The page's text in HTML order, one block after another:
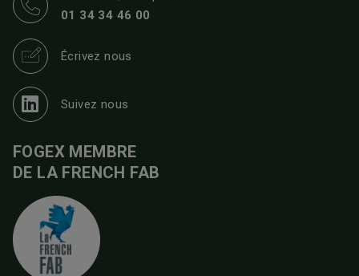
01 34 34 46 00
Écrivez nous
Suivez nous
FOGEX MEMBRE
DE LA FRENCH FAB